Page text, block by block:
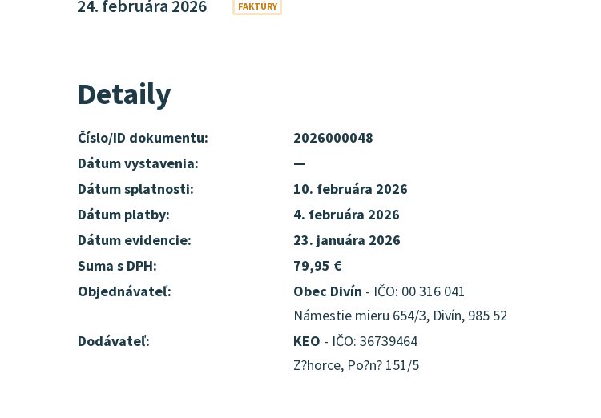
24. februára 2026 FAKTÚRY
Detaily
Číslo/ID dokumentu:
2026000048
Dátum vystavenia:
—
Dátum splatnosti:
10. februára 2026
Dátum platby:
4. februára 2026
Dátum evidencie:
23. januára 2026
Suma s DPH:
79,95 €
Objednávateľ:
Obec Divín - IČO: 00 316 041
Námestie mieru 654/3, Divín, 985 52
Dodávateľ:
KEO - IČO: 36739464
Z?horce, Po?n? 151/5